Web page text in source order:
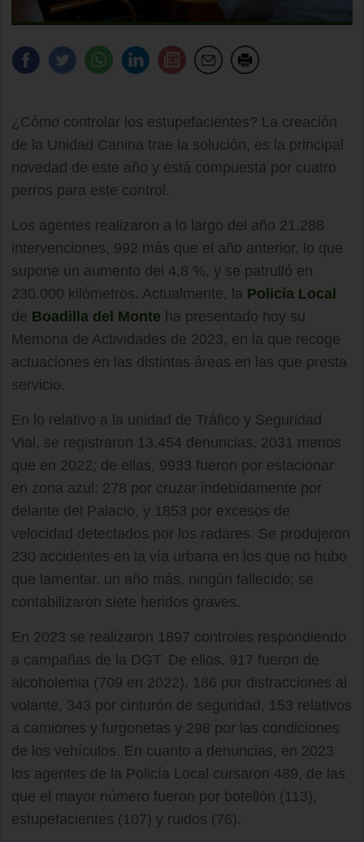
¿Cómo controlar los estupefacientes? La creación
de la Unidad Canina trae la solución, es la principal
novedad de este año y está compuesta por cuatro
perros para este control.
Los agentes realizaron a lo largo del año 21.288
intervenciones, 992 más que el año anterior, lo que
supone un aumento del 4,8 %, y se patrulló en
230.000 kilómetros. Actualmente, la Policía Local
de Boadilla del Monte ha presentado hoy su
Memoria de Actividades de 2023, en la que recoge
actuaciones en las distintas áreas en las que presta
servicio.
En lo relativo a la unidad de Tráfico y Seguridad
Vial, se registraron 13.454 denuncias, 2031 menos
que en 2022; de ellas, 9933 fueron por estacionar
en zona azul; 278 por cruzar indebidamente por
delante del Palacio, y 1853 por excesos de
velocidad detectados por los radares. Se produjeron
230 accidentes en la vía urbana en los que no hubo
que lamentar, un año más, ningún fallecido; se
contabilizaron siete heridos graves.
En 2023 se realizaron 1897 controles respondiendo
a campañas de la DGT. De ellos, 917 fueron de
alcoholemia (709 en 2022), 186 por distracciones al
volante, 343 por cinturón de seguridad, 153 relativos
a camiones y furgonetas y 298 por las condiciones
de los vehículos. En cuanto a denuncias, en 2023
los agentes de la Policía Local cursaron 489, de las
que el mayor número fueron por botellón (113),
estupefacientes (107) y ruidos (76).